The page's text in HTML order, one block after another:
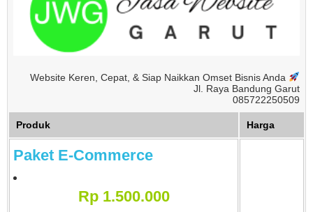
Website Keren, Cepat, & Siap Naikkan Omset Bisnis Anda
Jl. Raya Bandung Garut
085722250509
Produk Harga
Paket E-Commerce
Rp 1.500.000